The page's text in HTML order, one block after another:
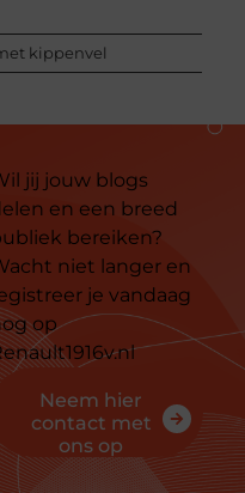
kippenvel
jij jouw blogs
en een breed
bereiken?
niet langer en
je vandaag
op
Neem hier
contact met
ons op